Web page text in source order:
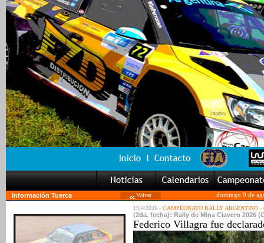
Información Tuerca Volver
domingo 9 de
19/4/2026 - CAMPEONATO RALLY ARGENTINO -
(2da. fecha): Rally de Mina Clavero 2026
Federico Villagra fue